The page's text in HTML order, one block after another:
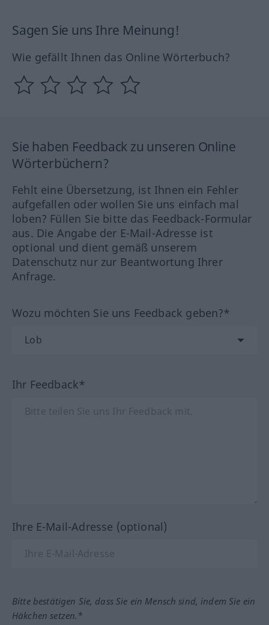
Sagen Sie uns Ihre Meinung!
Wie gefällt Ihnen das Online Wörterbuch?
Sie haben Feedback zu unseren Online
Wörterbüchern?
Fehlt eine Übersetzung, ist Ihnen ein Fehler
aufgefallen oder wollen Sie uns einfach mal
loben? Füllen Sie bitte das Feedback-Formular
aus. Die Angabe der E-Mail-Adresse ist
optional und dient gemäß unserem
Datenschutz nur zur Beantwortung Ihrer
Anfrage.
Wozu möchten Sie uns Feedback geben?*
Ihr Feedback*
Ihre E-Mail-Adresse (optional)
Bitte bestätigen Sie, dass Sie ein Mensch sind, indem Sie ein
Häkchen setzen.*